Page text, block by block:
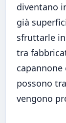
diventano
già
sfruttarle
tra
possono
vengono